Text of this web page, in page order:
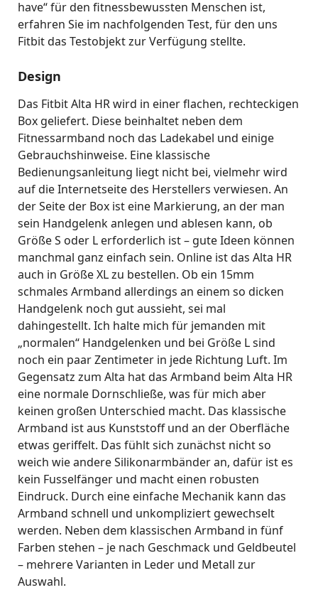
have“ für den fitnessbewussten Menschen ist,
erfahren Sie im nachfolgenden Test, für den uns
Fitbit das Testobjekt zur Verfügung stellte.
Design
Das Fitbit Alta HR wird in einer flachen, rechteckigen
Box geliefert. Diese beinhaltet neben dem
Fitnessarmband noch das Ladekabel und einige
Gebrauchshinweise. Eine klassische
Bedienungsanleitung liegt nicht bei, vielmehr wird
auf die Internetseite des Herstellers verwiesen. An
der Seite der Box ist eine Markierung, an der man
sein Handgelenk anlegen und ablesen kann, ob
Größe S oder L erforderlich ist – gute Ideen können
manchmal ganz einfach sein. Online ist das Alta HR
auch in Größe XL zu bestellen. Ob ein 15mm
schmales Armband allerdings an einem so dicken
Handgelenk noch gut aussieht, sei mal
dahingestellt. Ich halte mich für jemanden mit
„normalen“ Handgelenken und bei Größe L sind
noch ein paar Zentimeter in jede Richtung Luft. Im
Gegensatz zum Alta hat das Armband beim Alta HR
eine normale Dornschließe, was für mich aber
keinen großen Unterschied macht. Das klassische
Armband ist aus Kunststoff und an der Oberfläche
etwas geriffelt. Das fühlt sich zunächst nicht so
weich wie andere Silikonarmbänder an, dafür ist es
kein Fusselfänger und macht einen robusten
Eindruck. Durch eine einfache Mechanik kann das
Armband schnell und unkompliziert gewechselt
werden. Neben dem klassischen Armband in fünf
Farben stehen – je nach Geschmack und Geldbeutel
– mehrere Varianten in Leder und Metall zur
Auswahl.